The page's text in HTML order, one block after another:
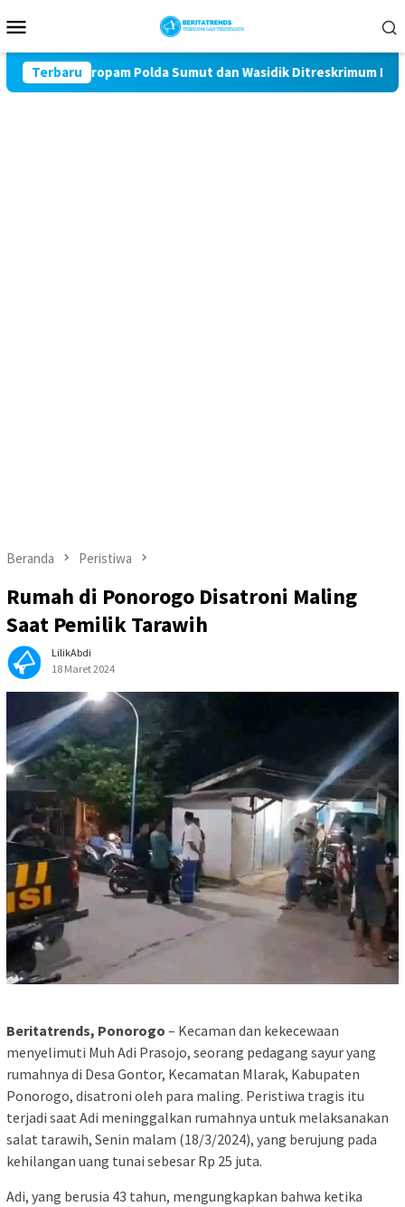
ke
Mobile
Terbaru
Propam Polda Sumut dan Wasidik Ditreskrimum Diduga
Beranda Peristiwa
Rumah di Ponorogo Disatroni Maling
Saat Pemilik Tarawih
LilikAbdi
18 Maret 2024
Beritatrends, Ponorogo – Kecaman dan kekecewaan
menyelimuti Muh Adi Prasojo, seorang pedagang sayur yang
rumahnya di Desa Gontor, Kecamatan Mlarak, Kabupaten
Ponorogo, disatroni oleh para maling. Peristiwa tragis itu
terjadi saat Adi meninggalkan rumahnya untuk melaksanakan
salat tarawih, Senin malam (18/3/2024), yang berujung pada
kehilangan uang tunai sebesar Rp 25 juta.
Adi, yang berusia 43 tahun, mengungkapkan bahwa ketika